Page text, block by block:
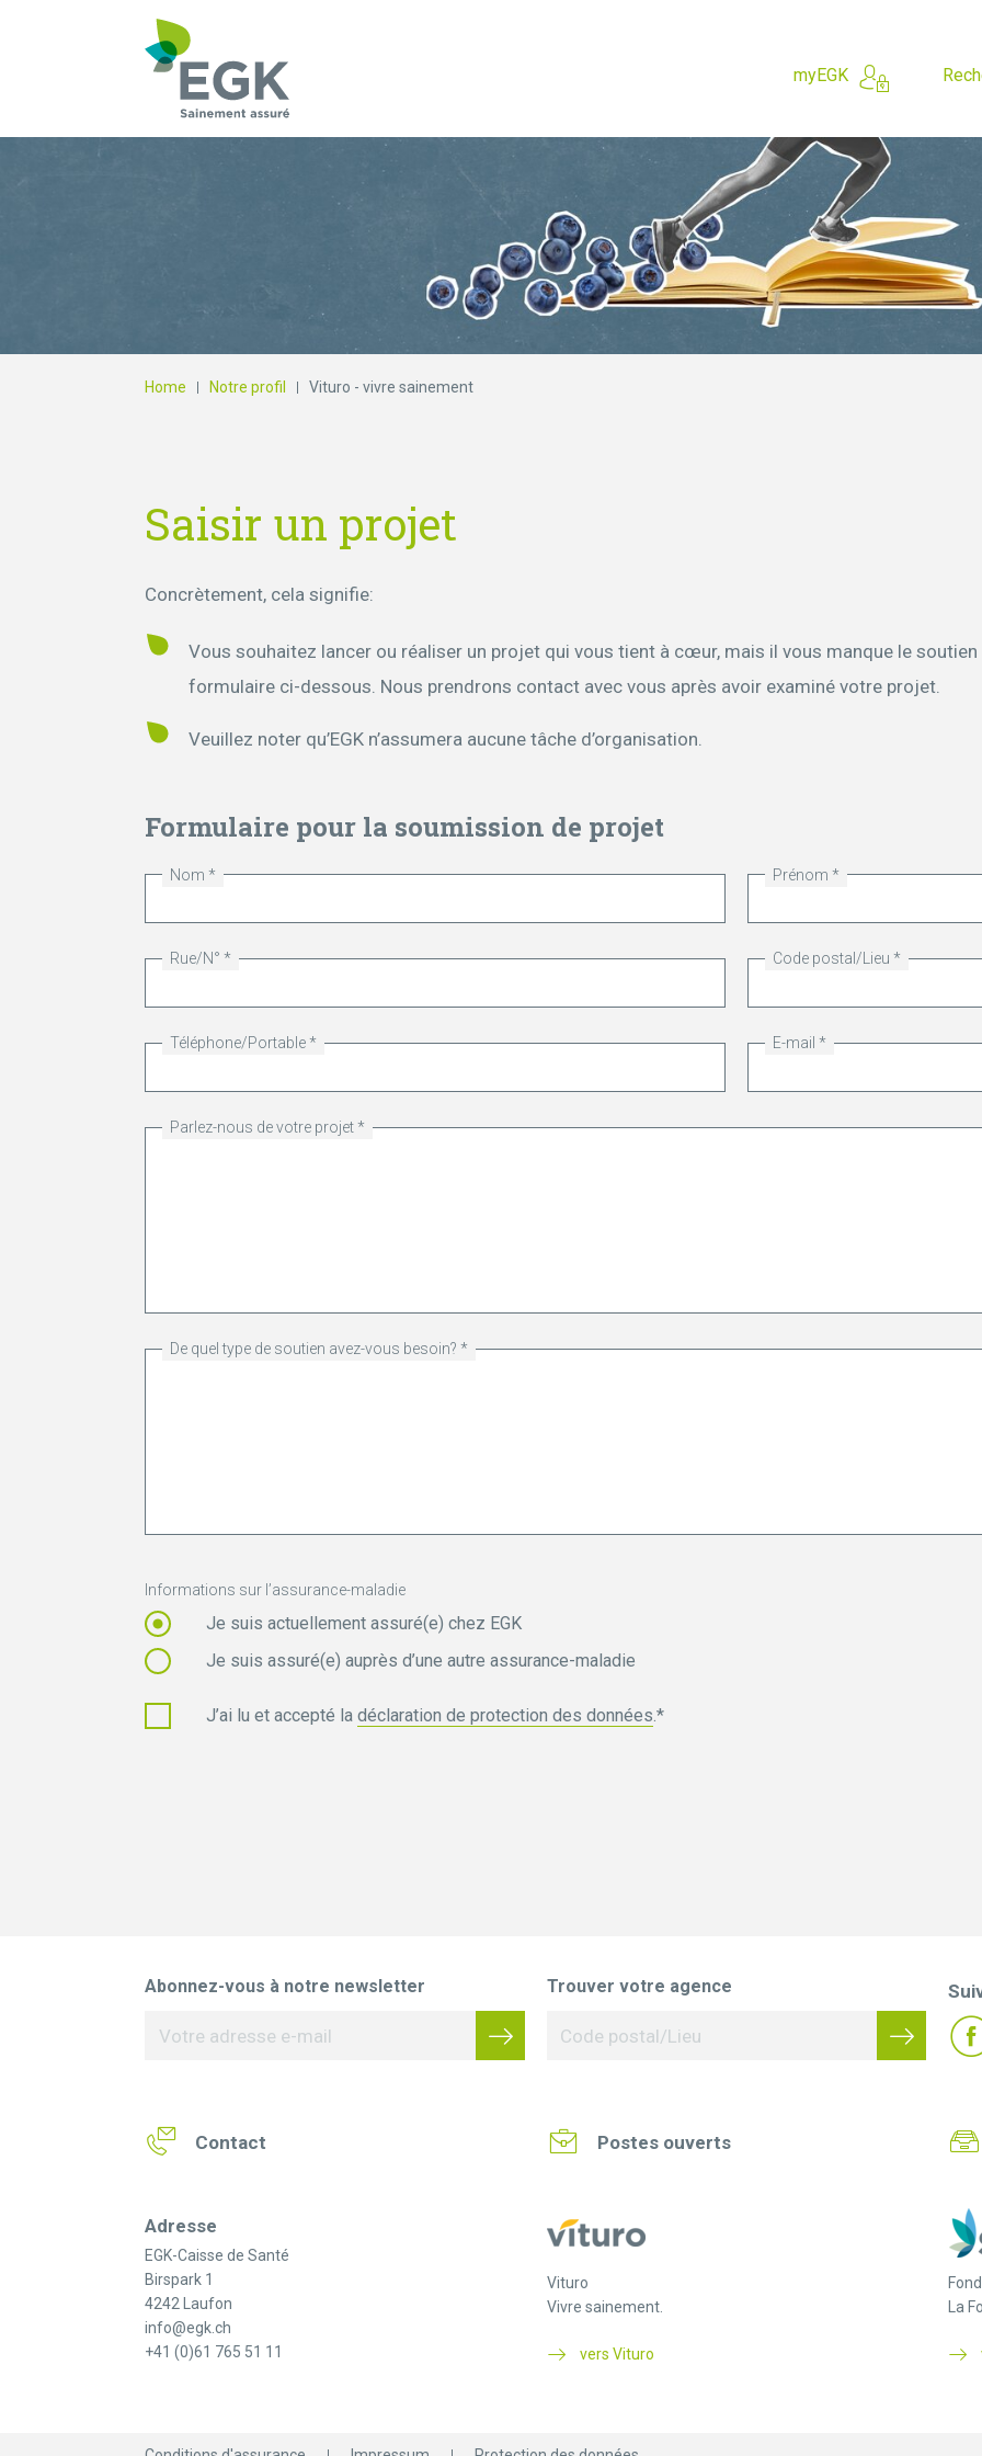
myEGK
Home Notre profil Vituro - vivre sainement
Saisir un projet
Concrètement, cela signifie:
Vous souhaitez lancer ou réaliser un projet qui vous tient à cœur, mais il vous manque le soutien
formulaire ci-dessous. Nous prendrons contact avec vous après avoir examiné votre projet.
Veuillez noter qu’EGK n’assumera aucune tâche d’organisation.
Formulaire pour la soumission de projet
Nom Prénom
Rue/N° Code postal/Lieu
Téléphone/Portable E-mail
Parlez-nous de votre projet
De quel type de soutien avez-vous besoin?
Informations sur l’assurance-maladie
Je suis actuellement assuré(e) chez EGK
Je suis assuré(e) auprès d’une autre assurance-maladie
J’ai lu et accepté la déclaration de protection des données.*
Abonnez-vous à notre newsletter Trouver votre agence
Contact Postes ouverts
Adresse
EGK-Caisse de Santé
Birspark 1
4242 Laufon
info@egk.ch
+41 (0)61 765 51 11
Vituro
Vivre sainement.
vers Vituro
La
Qu'est-ce que vous cherchez?